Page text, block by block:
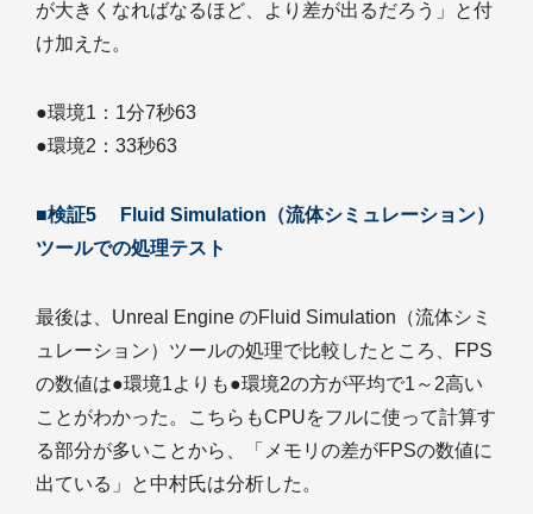
が大きくなればなるほど、より差が出るだろう」と付
け加えた。
●環境1：1分7秒63
●環境2：33秒63
■検証5 Fluid Simulation（流体シミュレーション）
ツールでの処理テスト
最後は、Unreal Engine のFluid Simulation（流体シミ
ュレーション）ツールの処理で比較したところ、FPS
の数値は●環境1よりも●環境2の方が平均で1～2高い
ことがわかった。こちらもCPUをフルに使って計算す
る部分が多いことから、「メモリの差がFPSの数値に
出ている」と中村氏は分析した。